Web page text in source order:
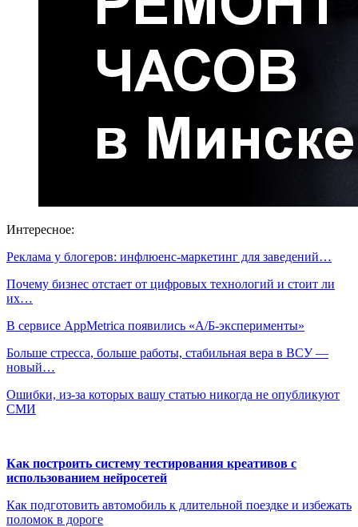
Интересное:
Реклама у блогеров: инфлюенс-маркетинг для заведений…
Почему бизнес отстает от цифровых технологий и стоит ли
их…
В сервисе AppMetrica появились «А/Б-эксперименты»
Больше стресса, больше работы, стабильная вера в ВСУ —
новый…
Ошибки, из-за которых вашу статью никогда не опубликуют
СМИ
Как построить систему тестирования креативов с
использованием нейросетей
Как подготовить автомобиль к длительной поездке и избежать
поломок в дороге